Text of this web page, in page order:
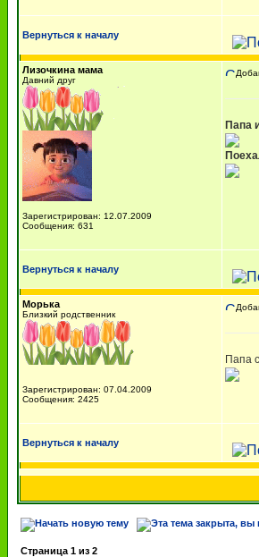
Вернуться к началу
Лизочкина мама
Давний друг
Зарегистрирован: 12.07.2009
Сообщения: 631
Папа
Вернуться к началу
Морька
Близкий родственник
Зарегистрирован: 07.04.2009
Сообщения: 2425
Папа
Вернуться к началу
Страница 1 из 2